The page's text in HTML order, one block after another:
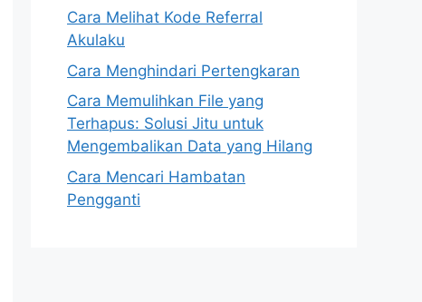
Cara Melihat Kode Referral
Akulaku
Cara Menghindari Pertengkaran
Cara Memulihkan File yang
Terhapus: Solusi Jitu untuk
Mengembalikan Data yang Hilang
Cara Mencari Hambatan
Pengganti